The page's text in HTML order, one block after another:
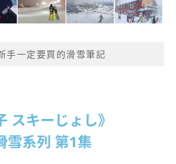
手一定要買的滑雪筆記